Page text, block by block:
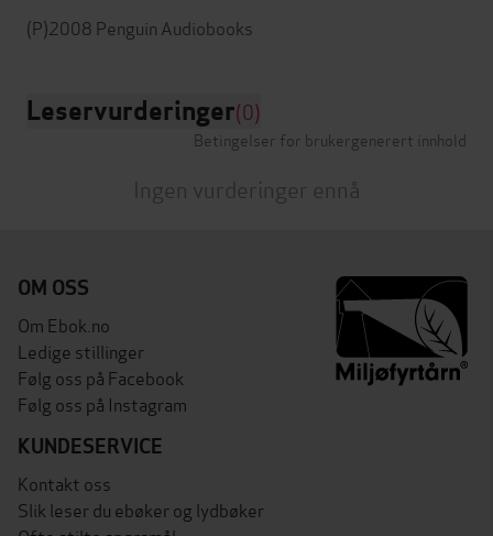
Leservurderinger(0)
Betingelser for brukergenerert innhold
Ingen vurderinger ennå
OM OSS
Om Ebok.no
Ledige stillinger
Følg oss på Facebook
Følg oss på Instagram
KUNDESERVICE
Kontakt oss
Slik leser du ebøker og lydbøker